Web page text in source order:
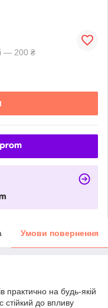
— 200 ₴
Умови повернення
практично на будь-якій
стійкий до впливу